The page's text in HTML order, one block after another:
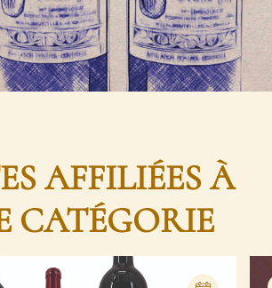
AFFILIÉES À
CATÉGORIE